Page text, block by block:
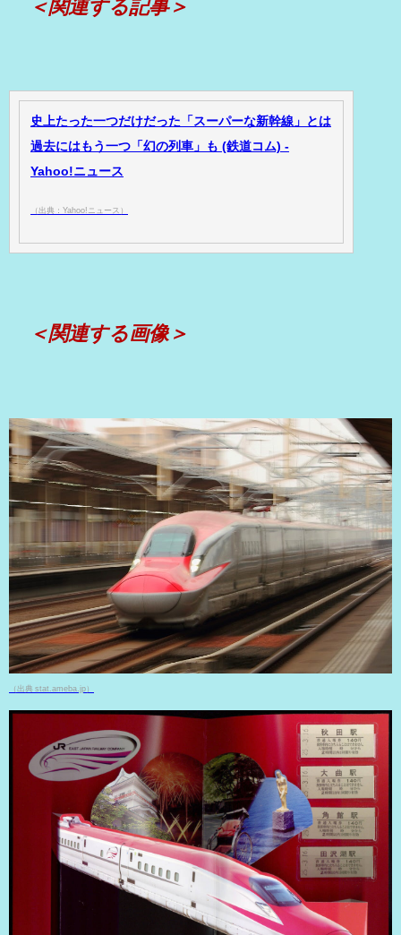
＜関連する記事＞
史上たった一つだけだった「スーパーな新幹線」とは
過去にはもう一つ「幻の列車」も (鉄道コム) -
Yahoo!ニュース
（出典：Yahoo!ニュース）
＜関連する画像＞
（出典 stat.ameba.jp）